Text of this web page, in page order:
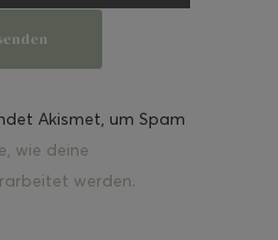
Akismet, um Spam
wie deine
werden.